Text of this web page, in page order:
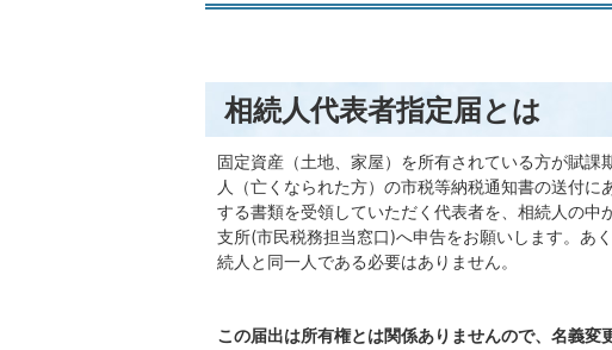
相続人代表者指定届とは
固定資産（土地、家屋）を所有されている方が賦
人（亡くなられた方）の市税等納税通知書の送付
する書類を受領していただく代表者を、相続人の
支所(市民税務担当窓口)へ申告をお願いします。あ
続人と同一人である必要はありません。
この届出は所有権とは関係ありませんので、名義変